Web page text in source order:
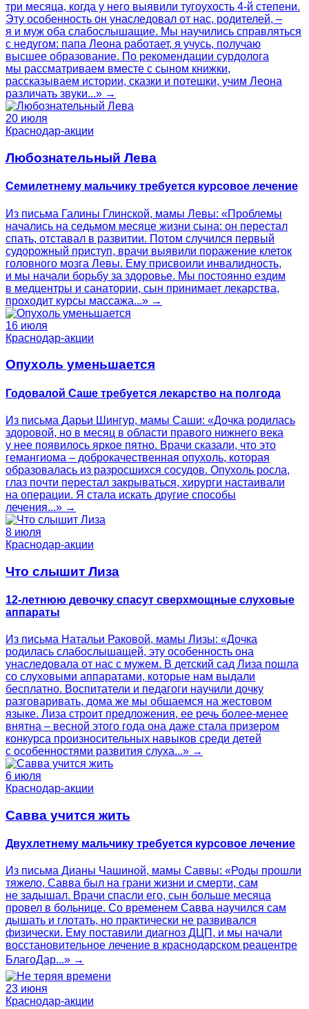
три месяца, когда у него выявили тугоухость 4-й степени.
Эту особенность он унаследовал от нас, родителей, –
я и муж оба слабослышащие. Мы научились справляться
с недугом: папа Леона работает, я учусь, получаю
высшее образование. По рекомендации сурдолога
мы рассматриваем вместе с сыном книжки,
рассказываем истории, сказки и потешки, учим Леона
различать звуки...» →
20 июля
Краснодар-акции
Любознательный Лева
Семилетнему мальчику требуется курсовое лечение
Из письма Галины Глинской, мамы Левы: «Проблемы
начались на седьмом месяце жизни сына: он перестал
спать, отставал в развитии. Потом случился первый
судорожный приступ, врачи выявили поражение клеток
головного мозга Левы. Ему присвоили инвалидность,
и мы начали борьбу за здоровье. Мы постоянно ездим
в медцентры и санатории, сын принимает лекарства,
проходит курсы массажа...» →
16 июля
Краснодар-акции
Опухоль уменьшается
Годовалой Саше требуется лекарство на полгода
Из письма Дарьи Шингур, мамы Саши: «Дочка родилась
здоровой, но в месяц в области правого нижнего века
у нее появилось яркое пятно. Врачи сказали, что это
гемангиома – доброкачественная опухоль, которая
образовалась из разросшихся сосудов. Опухоль росла,
глаз почти перестал закрываться, хирурги настаивали
на операции. Я стала искать другие способы
лечения...» →
8 июля
Краснодар-акции
Что слышит Лиза
12-летнюю девочку спасут сверхмощные слуховые
аппараты
Из письма Натальи Раковой, мамы Лизы: «Дочка
родилась слабослышащей, эту особенность она
унаследовала от нас с мужем. В детский сад Лиза пошла
со слуховыми аппаратами, которые нам выдали
бесплатно. Воспитатели и педагоги научили дочку
разговаривать, дома же мы общаемся на жестовом
языке. Лиза строит предложения, ее речь более-менее
внятна – весной этого года она даже стала призером
конкурса произносительных навыков среди детей
с особенностями развития слуха...» →
6 июля
Краснодар-акции
Савва учится жить
Двухлетнему мальчику требуется курсовое лечение
Из письма Дианы Чашиной, мамы Саввы: «Роды прошли
тяжело, Савва был на грани жизни и смерти, сам
не задышал. Врачи спасли его, сын больше месяца
провел в больнице. Со временем Савва научился сам
дышать и глотать, но практически не развивался
физически. Ему поставили диагноз ДЦП, и мы начали
восстановительное лечение в краснодарском реацентре
БлагоДар...» →
23 июня
Краснодар-акции